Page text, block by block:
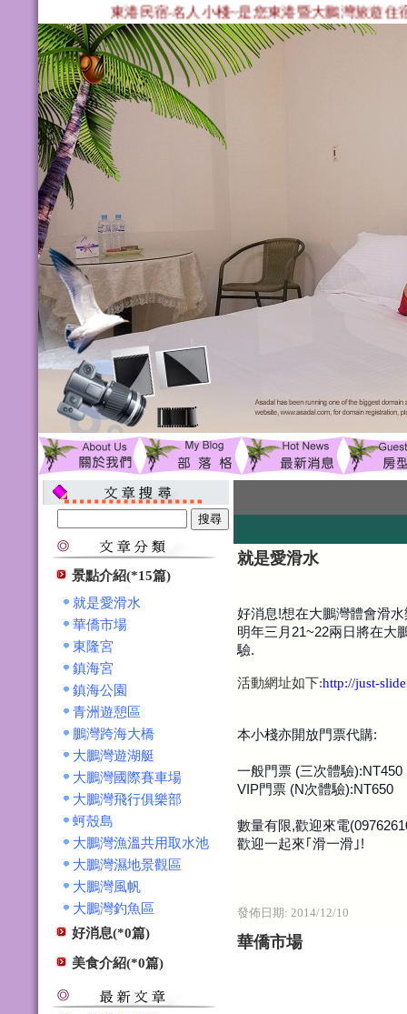
東港民宿‧名人小棧~是您東港暨大鵬灣旅遊住宿首
景點介紹(*15篇)
就是愛滑水
華僑市場
東隆宮
鎮海宮
鎮海公園
青洲遊憩區
鵬灣跨海大橋
大鵬灣遊湖艇
大鵬灣國際賽車場
大鵬灣飛行俱樂部
蚵殼島
大鵬灣漁溫共用取水池
大鵬灣濕地景觀區
大鵬灣風帆
大鵬灣釣魚區
好消息(*0篇)
美食介紹(*0篇)
就是愛滑水
好消息!想在大鵬灣體會滑
明年三月21~22兩日將在大
驗.
活動網址如下:http://just-
本小棧亦開放門票代購:
一般門票 (三次體驗):NT450
VIP門票 (N次體驗):NT650
數量有限,歡迎來電
歡迎一起來｢滑一滑｣!
發佈日期: 2014/12/10
華僑市場